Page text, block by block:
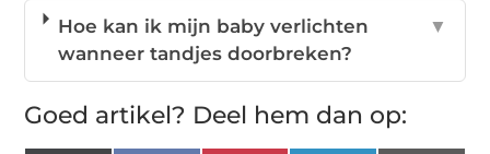
Hoe kan ik mijn baby verlichten
wanneer tandjes doorbreken?
▼
Goed artikel? Deel hem dan op: